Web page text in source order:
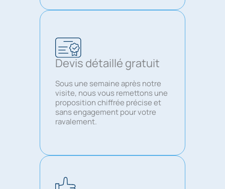
Devis détaillé gratuit
Sous une semaine après notre
visite, nous vous remettons une
proposition chiffrée précise et
sans engagement pour votre
ravalement.